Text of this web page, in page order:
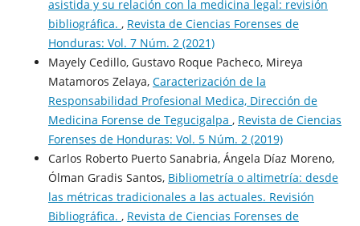
asistida y su relación con la medicina legal: revisión
bibliográfica. , Revista de Ciencias Forenses de
Honduras: Vol. 7 Núm. 2 (2021)
Mayely Cedillo, Gustavo Roque Pacheco, Mireya
Matamoros Zelaya, Caracterización de la
Responsabilidad Profesional Medica, Dirección de
Medicina Forense de Tegucigalpa , Revista de Ciencias
Forenses de Honduras: Vol. 5 Núm. 2 (2019)
Carlos Roberto Puerto Sanabria, Ángela Díaz Moreno,
Ólman Gradis Santos, Bibliometría o altimetría: desde
las métricas tradicionales a las actuales. Revisión
Bibliográfica. , Revista de Ciencias Forenses de